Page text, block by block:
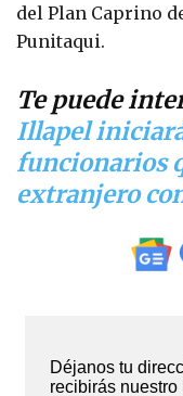
del Plan Caprino
Punitaqui.
Te puede
Illapel
funcionarios
extranjero